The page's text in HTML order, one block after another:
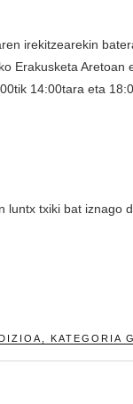
irekitzearekin
Erakusketa
14:00tara eta
luntx txiki bat iznago
KATEGORIA